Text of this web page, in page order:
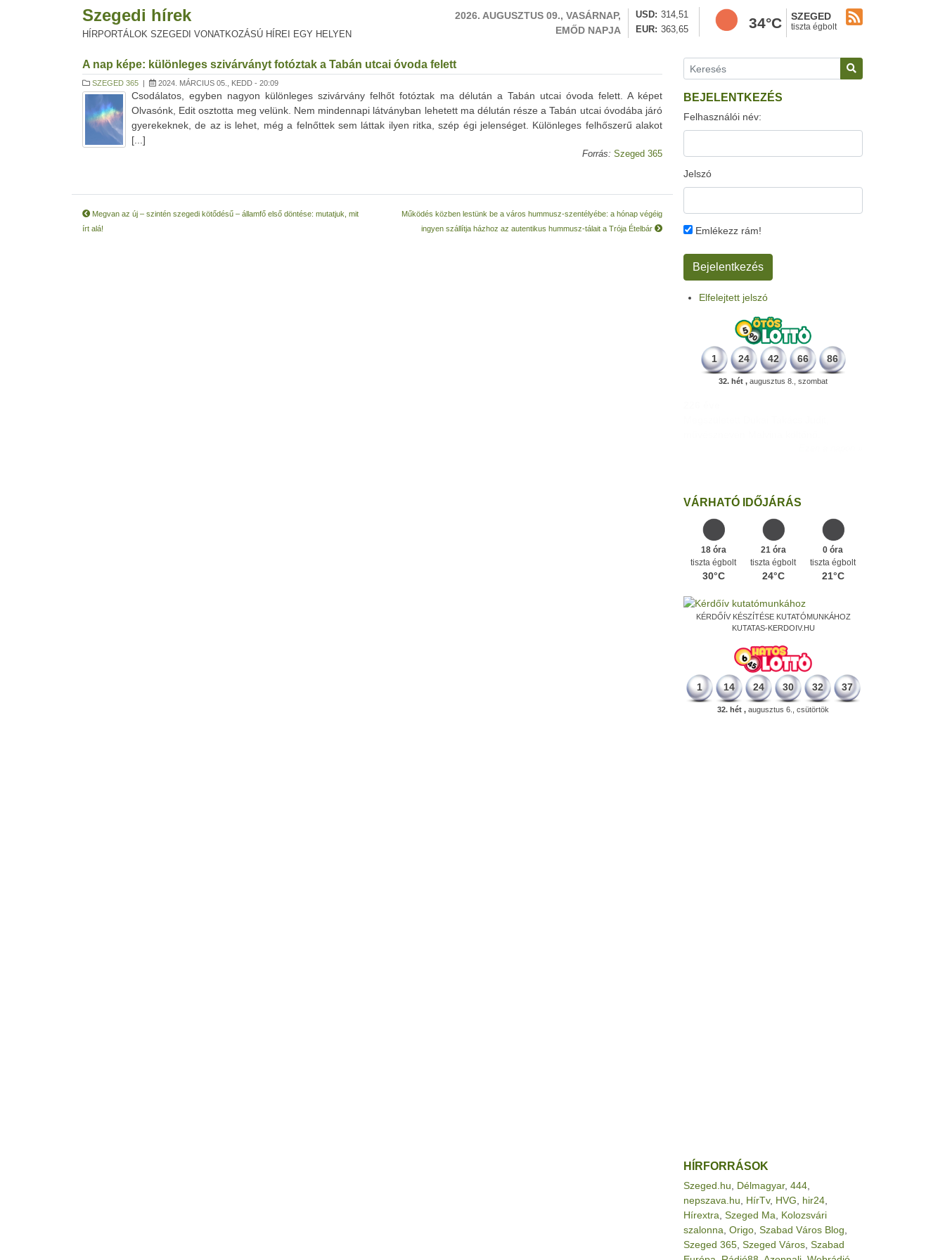
Szegedi hírek
HÍRPORTÁLOK SZEGEDI VONATKOZÁSÚ HÍREI EGY HELYEN
2026. AUGUSZTUS 09., VASÁRNAP,
EMŐD NAPJA
USD
314,51
EUR
363,65 34°C SZEGED
tiszta égbolt
A nap képe: különleges szivárványt fotóztak a Tabán utcai óvoda felett
SZEGED 365 | 2024. MÁRCIUS 05., KEDD - 20:09
Csodálatos, egyben nagyon különleges szivárvány felhőt fotóztak ma délután a Tabán utcai óvoda felett. A képet
Olvasónk, Edit osztotta meg velünk. Nem mindennapi látványban lehetett ma délután része a Tabán utcai óvodába járó
gyerekeknek, de az is lehet, még a felnőttek sem láttak ilyen ritka, szép égi jelenséget. Különleges felhőszerű alakot
[...]
Forrás: Szeged 365
Megvan az új – szintén szegedi kötődésű – államfő első döntése: mutatjuk, mit
írt alá!
Működés közben lestünk be a város hummusz-szentélyébe: a hónap végéig
ingyen szállítja házhoz az autentikus hummusz-tálait a Trója Ételbár
BEJELENTKEZÉS
Felhasználói név:
Jelszó
Emlékezz rám!
Elfelejtett jelszó
1 24 42 66 86
32. hét , augusztus 8., szombat
VÁRHATÓ IDŐJÁRÁS
18 óra
tiszta égbolt
30°C
21 óra
tiszta égbolt
24°C
0 óra
tiszta égbolt
21°C
KÉRDŐÍV KÉSZÍTÉSE KUTATÓMUNKÁHOZ
KUTATAS-KERDOIV.HU
1 14 24 30 32 37
32. hét , augusztus 6., csütörtök
HÍRFORRÁSOK
Szeged.hu Délmagyar, 444
nepszava.hu
HírTv, HVG hir24
Hírextra Szeged Ma
Kolozsvári
szalonna Origo Szabad Város Blog
Szeged 365 Szeged Város Szabad